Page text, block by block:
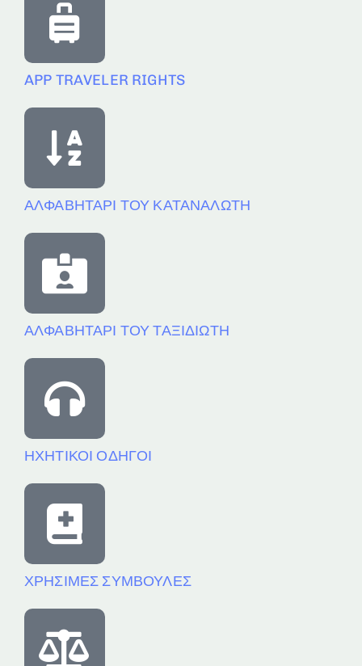
APP TRAVELER RIGHTS
ΑΛΦΑΒΗΤΑΡΙ ΤΟΥ ΚΑΤΑΝΑΛΩΤΗ
ΑΛΦΑΒΗΤΑΡΙ ΤΟΥ ΤΑΞΙΔΙΩΤΗ
ΗΧΗΤΙΚΟΙ ΟΔΗΓΟΙ
ΧΡΗΣΙΜΕΣ ΣΥΜΒΟΥΛΕΣ